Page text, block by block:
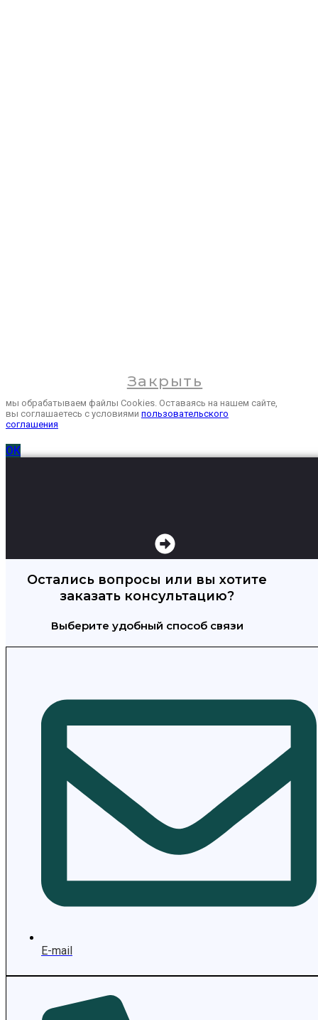
Закрыть
мы обрабатываем файлы Cookies. Оставаясь на нашем сайте,
вы соглашаетесь с условиями пользовательского
соглашения
ОК
Остались вопросы или вы хотите
заказать консультацию?
Выберите удобный способ связи
E-mail